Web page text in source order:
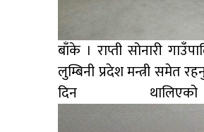
बाँके । राप्ती सोनारी
लुम्बिनी प्रदेश मन्त्री समेत
दिन